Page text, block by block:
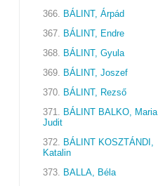
366. BÁLINT, Árpád
367. BÁLINT, Endre
368. BÁLINT, Gyula
369. BÁLINT, Joszef
370. BÁLINT, Rezső
371. BÁLINT BALKO, Maria
Judit
372. BÁLINT KOSZTÁNDI,
Katalin
373. BALLA, Béla